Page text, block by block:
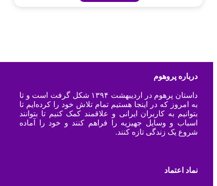
درباره پروهوم
داستان پرهوم در اردیبهشت ۱۳۹۴ شکل گرفت است و تا
به امروز که در اینجا هستیم تمام تلاش خود را کرده‌ایم تا
بتوانیم به کاربران ایرانی و علاقمند کمک کنیم تا بتوانند
اسباب و وسایل جهیزیه را فراهم کنند و خود را آماده
شروع یک زندگی تازه کنند.
نماد اعتماد